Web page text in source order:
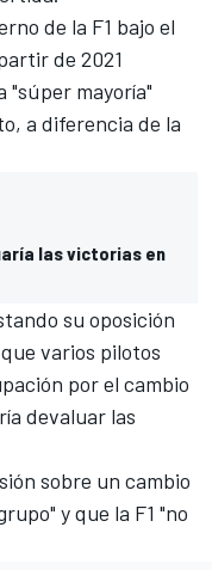
de la F1 bajo el
de 2021
"súper mayoría"
a diferencia de la
las victorias en
su oposición
varios pilotos
por el cambio
devaluar las
sobre un cambio
y que la F1 "no